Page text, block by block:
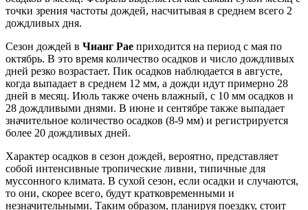
точки зрения частоты дождей, насчитывая в среднем всего 2
дождливых дня.
Сезон дождей в Чианг Рае приходится на период с мая по
октябрь. В это время количество осадков и число дождливых
дней резко возрастает. Пик осадков наблюдается в августе,
когда выпадает в среднем 12 мм, а дожди идут примерно 28
дней в месяц. Июль также очень влажный, с 10 мм осадков и
28 дождливыми днями. В июне и сентябре также выпадает
значительное количество осадков (8-9 мм) и регистрируется
более 20 дождливых дней.
Характер осадков в сезон дождей, вероятно, представляет
собой интенсивные тропические ливни, типичные для
муссонного климата. В сухой сезон, если осадки и случаются,
то они, скорее всего, будут кратковременными и
незначительными. Таким образом, планируя поездку, стоит